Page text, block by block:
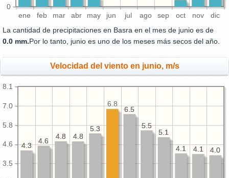
ene feb mar abr may jun jul ago sep oct nov dic
0
La cantidad de precipitaciones en Basra en el mes de junio es de
0.0 mm.Por lo tanto, junio es uno de los meses más secos del año.
Velocidad del viento en junio, m/s
3.5
4.6
5.8
7.0
8.1
4.0
4.1
4.1
5.1
5.5
6.5
5.3
4.8
4.8
4.6
4.3
4.0
4.1
4.1
5.1
5.5
6.5
6.8
5.3
4.8
4.8
4.6
4.3